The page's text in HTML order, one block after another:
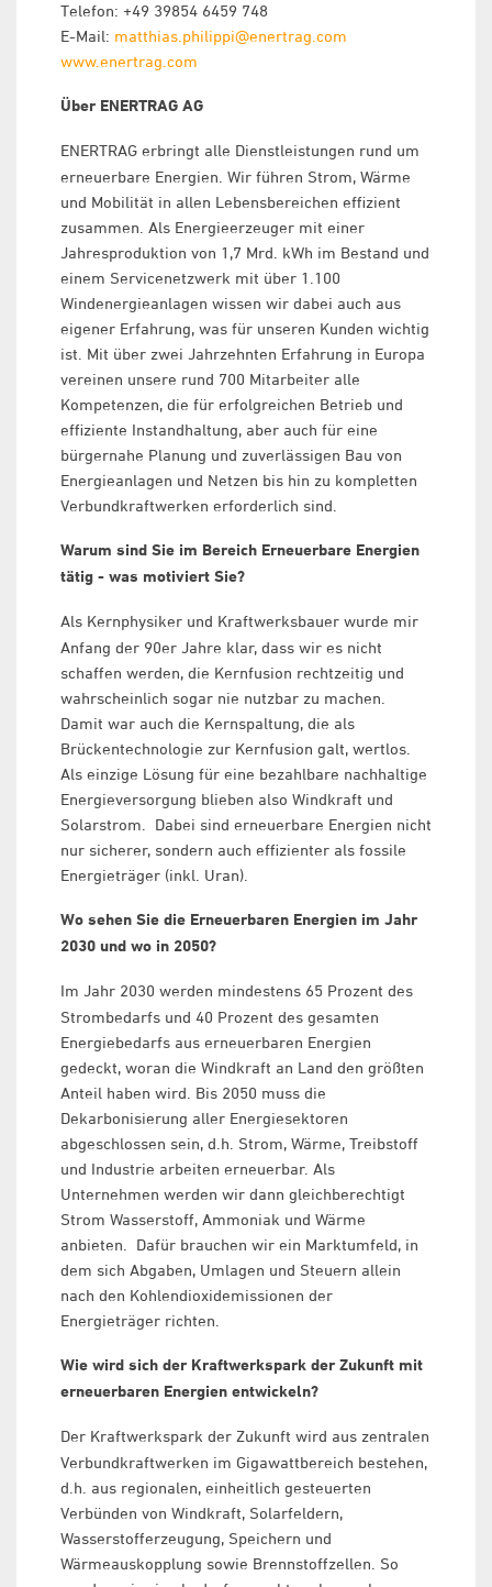
Telefon: +49 39854 6459 748
E-Mail: matthias.philippi@enertrag.com
www.enertrag.com
Über ENERTRAG AG
ENERTRAG erbringt alle Dienstleistungen rund um
erneuerbare Energien. Wir führen Strom, Wärme
und Mobilität in allen Lebensbereichen effizient
zusammen. Als Energieerzeuger mit einer
Jahresproduktion von 1,7 Mrd. kWh im Bestand und
einem Servicenetzwerk mit über 1.100
Windenergieanlagen wissen wir dabei auch aus
eigener Erfahrung, was für unseren Kunden wichtig
ist. Mit über zwei Jahrzehnten Erfahrung in Europa
vereinen unsere rund 700 Mitarbeiter alle
Kompetenzen, die für erfolgreichen Betrieb und
effiziente Instandhaltung, aber auch für eine
bürgernahe Planung und zuverlässigen Bau von
Energieanlagen und Netzen bis hin zu kompletten
Verbundkraftwerken erforderlich sind.
Warum sind Sie im Bereich Erneuerbare Energien
tätig - was motiviert Sie?
Als Kernphysiker und Kraftwerksbauer wurde mir
Anfang der 90er Jahre klar, dass wir es nicht
schaffen werden, die Kernfusion rechtzeitig und
wahrscheinlich sogar nie nutzbar zu machen.
Damit war auch die Kernspaltung, die als
Brückentechnologie zur Kernfusion galt, wertlos.
Als einzige Lösung für eine bezahlbare nachhaltige
Energieversorgung blieben also Windkraft und
Solarstrom. Dabei sind erneuerbare Energien nicht
nur sicherer, sondern auch effizienter als fossile
Energieträger (inkl. Uran).
Wo sehen Sie die Erneuerbaren Energien im Jahr
2030 und wo in 2050?
Im Jahr 2030 werden mindestens 65 Prozent des
Strombedarfs und 40 Prozent des gesamten
Energiebedarfs aus erneuerbaren Energien
gedeckt, woran die Windkraft an Land den größten
Anteil haben wird. Bis 2050 muss die
Dekarbonisierung aller Energiesektoren
abgeschlossen sein, d.h. Strom, Wärme, Treibstoff
und Industrie arbeiten erneuerbar. Als
Unternehmen werden wir dann gleichberechtigt
Strom Wasserstoff, Ammoniak und Wärme
anbieten. Dafür brauchen wir ein Marktumfeld, in
dem sich Abgaben, Umlagen und Steuern allein
nach den Kohlendioxidemissionen der
Energieträger richten.
Wie wird sich der Kraftwerkspark der Zukunft mit
erneuerbaren Energien entwickeln?
Der Kraftwerkspark der Zukunft wird aus zentralen
Verbundkraftwerken im Gigawattbereich bestehen,
d.h. aus regionalen, einheitlich gesteuerten
Verbünden von Windkraft, Solarfeldern,
Wasserstofferzeugung, Speichern und
Wärmeauskopplung sowie Brennstoffzellen. So